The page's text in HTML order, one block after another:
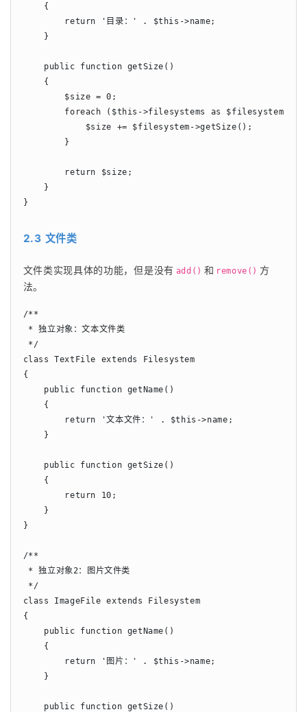
    {
        return '目录：' . $this->name;
    }
    public function getSize()
    {
        $size = 0;
        foreach ($this->filesystems as $filesystem) {
            $size += $filesystem->getSize();
        }
        return $size;
    }
}
2.3 文件类
文件类实现具体的功能，但是没有 add() 和 remove() 方
法。
/**
* 独立对象：文本文件类
*/
class TextFile extends Filesystem
{
    public function getName()
    {
        return '文本文件：' . $this->name;
    }
    public function getSize()
    {
        return 10;
    }
}
/**
* 独立对象2：图片文件类
*/
class ImageFile extends Filesystem
{
    public function getName()
    {
        return '图片：' . $this->name;
    }
    public function getSize()